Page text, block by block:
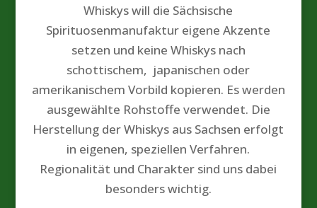
Whiskys will die Sächsische
Spirituosenmanufaktur eigene Akzente
setzen und keine Whiskys nach
schottischem, japanischen oder
amerikanischem Vorbild kopieren. Es werden
ausgewählte Rohstoffe verwendet. Die
Herstellung der Whiskys aus Sachsen erfolgt
in eigenen, speziellen Verfahren.
Regionalität und Charakter sind uns dabei
besonders wichtig.